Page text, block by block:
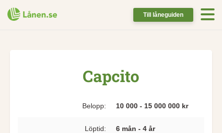
Till låneguiden
Capcito
Belopp: 10 000 - 15 000 000 kr
Löptid: 6 mån - 4 år